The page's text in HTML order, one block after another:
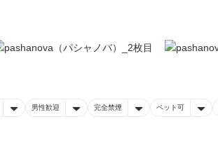
男性歓迎 完全禁煙 ペット可